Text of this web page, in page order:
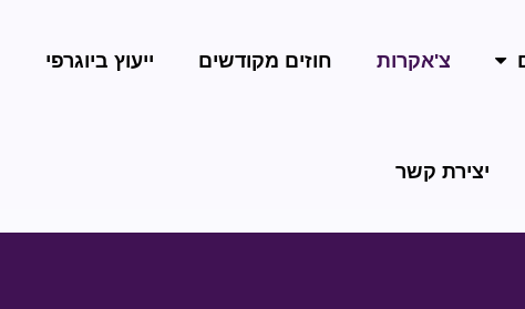
צ'אקרות חוזים מקודשים ייעוץ ביוגרפי
יצירת קשר